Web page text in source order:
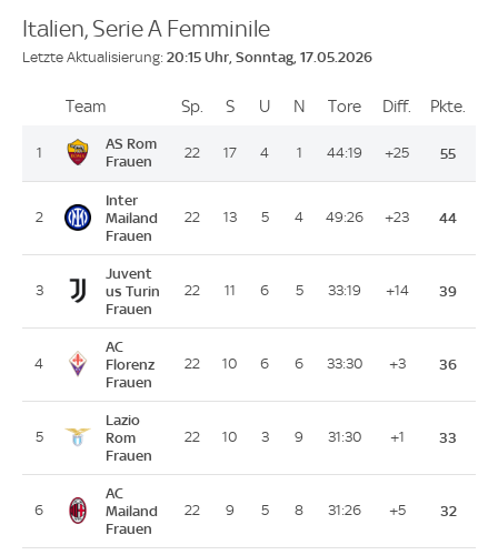
Italien, Serie A Femminile
Letzte Aktualisierung: 20:15 Uhr, Sonntag, 17.05.2026
PlatzTeam Sp. Spiele
S Siege
U Unentschieden
N Niederlagen
Tore ToreDiff. Differenz
Pkte.
1
AS Rom
Frauen
22 17 4 1 44:19 +25 55
2
Inter
Mailand
Frauen
22 13 5 4 49:26 +23 44
3
Juvent
us Turin
Frauen
22 11 6 5 33:19 +14 39
4
AC
Florenz
Frauen
22 10 6 6 33:30 +3 36
5
Lazio
Rom
Frauen
22 10 3 9 31:30 +1 33
6
AC
Mailand
Frauen
22 9 5 8 31:26 +5 32